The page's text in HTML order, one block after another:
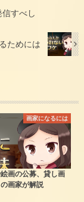
すべし
ためには
画家になるには
画の公募、貸し画
画家が解説